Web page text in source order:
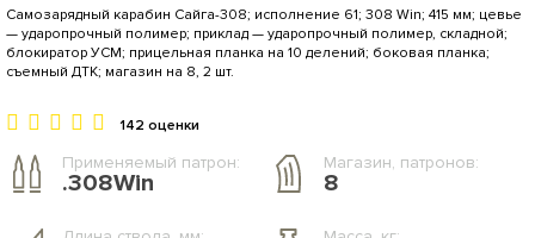
Самозарядный карабин Сайга-308; исполнение 61; 308 Win; 415 мм; цевье
— ударопрочный полимер; приклад — ударопрочный полимер, складной;
блокиратор УСМ; прицельная планка на 10 делений; боковая планка;
съемный ДТК; магазин на 8, 2 шт.
142 оценки
Применяемый патрон:
.308Win
Магазин, патронов:
8